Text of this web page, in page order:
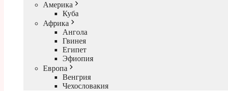
Америка
Куба
Африка
Ангола
Гвинея
Египет
Эфиопия
Европа
Венгрия
Чехословакия